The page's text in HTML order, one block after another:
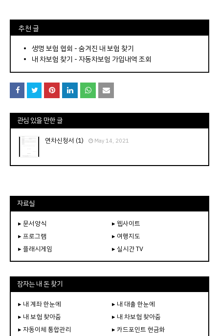
⠀추천 글
⠀­­­­­­­­؜؜؜؜­­­­­­­­؜؜؜؜• 생명 보험 협회 - 숨겨진 내 보험 찾기
내 차보험 찾기 - 자동차보험 가입내역 조회
관심 있을 만한 글
연차신청서 (1) May 14, 2021
자료실
▸ 문서양식
▸ 웹사이트
▸ 프로그램
▸ 여행지도
▸ 플래시게임
▸ 실시간 TV
잠자는 내 돈 찾기
▸ 내 계좌 한눈에
▸ 내 대출 한눈에
▸ 내 보험 찾아줌
▸ 내 차보험 찾아줌
▸ 자동이체 통합관리
▸ 카드포인트 현금화